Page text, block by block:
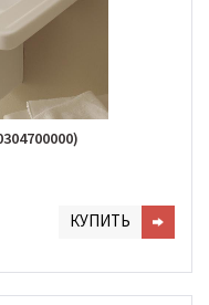
КУПИТЬ